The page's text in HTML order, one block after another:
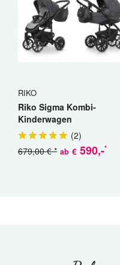
RIKO
Riko Sigma Kombi-
Kinderwagen
(2)
ab € 590,-*
679,00 € *